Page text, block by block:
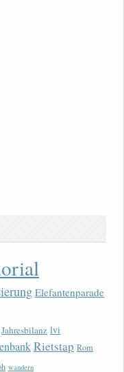
Elefantenparade
Jahresbilanz lvi
Rietstap Rom
wandern